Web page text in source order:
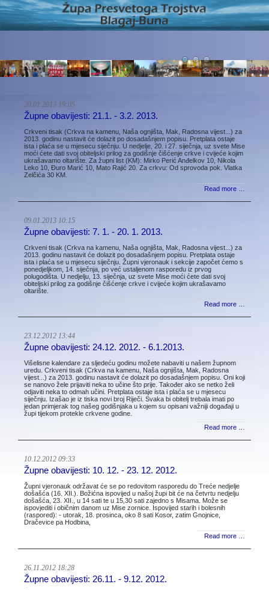
20.01.2013 19:05
Župne obavijesti: 21.1. - 3.2. 2013.
Crkveni tisak (Crkva na kamenu, Naša ognjišta, Mak, Radosna vijest...) za
2013. godinu nastavit će dolazit po dosadašnjem popisu. Pretplata ostaje
ista i plaća se u mjesecu siječnju. U nedjelje, 20. i 27. siječnja, uz svete Mise
moći ćete dati svoj obiteljski prilog za godišnje čišćenje crkve i cvijeće kojim
ukrašavamo oltarište. Za župni list (KM): Mirko Perić Anđelkov 10, Nikola
Leko 10, Đuro Marić 10, Mato Rajić 20. Za crkvu: Od sprovoda pok. Vlatka
Zelčića 30 KM.
Read more …
09.01.2013 10:15
Župne obavijesti: 7. 1. - 20. 1. 2013.
Crkveni tisak (Crkva na kamenu, Naša ognjišta, Mak, Radosna vijest...) za
2013. godinu nastavit će dolazit po dosadašnjem popisu. Pretplata ostaje
ista i plaća se u mjesecu siječnju. Župni vjeronauk i sekcije započet ćemo s
ponedjeljkom, 14. siječnja, po već ustaljenom rasporedu iz prvog
polugodišta. U nedjelju, 13. siječnja, uz svete Mise moći ćete dati svoj
obiteljski prilog za godišnje čišćenje crkve i cvijeće kojim ukrašavamo
oltarište.
Read more …
23.12.2012 13:44
Župne obavijesti: 24.12. 2012. - 6.1.2013.
Višelisne kalendare za sljedeću godinu možete nabaviti u našem župnom
uredu. Crkveni tisak (Crkva na kamenu, Naša ognjišta, Mak, Radosna
vijest...) za 2013. godinu nastavit će dolazit po dosadašnjem popisu. Oni koji
se nanovo žele prijaviti neka to učine što prije. Također ako se netko želi
odjaviti neka to odmah učini. Pretplata ostaje ista i plaća se u mjesecu
siječnju. Izašao je iz tiska novi broj Riječi. Svaka bi obitelj trebala imati po
jedan primjerak tog našeg godišnjaka u kojem su opisani važniji događaji u
župi tijekom protekle crkvene godine.
Read more …
10.12.2012 09:33
Župne obavijesti: 10. 12. - 23. 12. 2012.
Župni vjeronauk održavat će se po redovitom rasporedu do Treće nedjelje
došašća (16. XII.). Božićna ispovijed u našoj župi bit će na četvrtu nedjelju
došašća, 23. XII., u 14 sati te u 15,30 sati zajedno s Misama. Može se
ispovjediti i običnim danom uz Mise zornice. Ispovijed starih i bolesnih
(raspored): - utorak, 18. prosinca, oko 8 sati Kosor, zatim Gnojnice,
Dračevice pa Hodbina,
Read more …
26.11.2012 18:28
Župne obavijesti: 26.11. - 9.12. 2012.